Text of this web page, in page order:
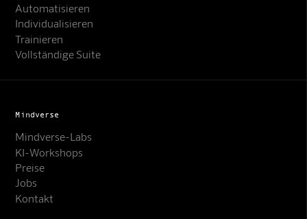
Automatisieren
Individualisieren
Trainieren
Vollständige Suite
Mindverse
Mindverse-Labs
KI-Workshops
Preise
Jobs
Kontakt